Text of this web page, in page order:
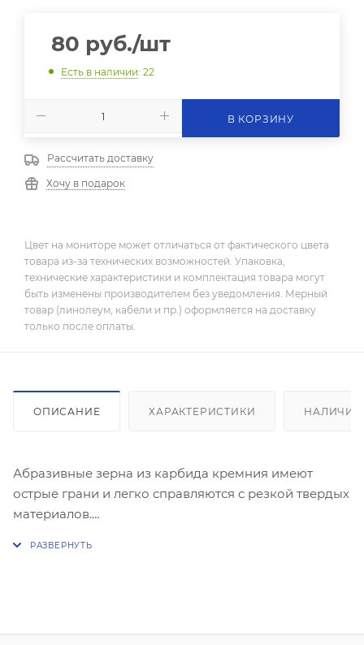
80 руб./шт
Есть в наличии: 22
В КОРЗИНУ
Рассчитать доставку
Хочу в подарок
Цвет на мониторе может отличаться от фактического цвета
товара из-за технических возможностей. Упаковка,
технические характеристики и комплектация товара могут
быть изменены производителем без уведомления. Мерный
товар (линолеум, кабели и пр.) оформляется на доставку
только после оплаты.
ОПИСАНИЕ ХАРАКТЕРИСТИКИ НАЛИЧИЕ
Абразивные зерна из карбида кремния имеют
острые грани и легко справляются с резкой твердых
материалов.